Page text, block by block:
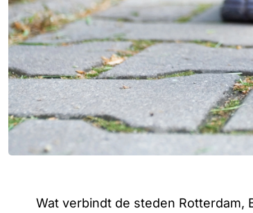
Wat verbindt de steden Rotterdam,